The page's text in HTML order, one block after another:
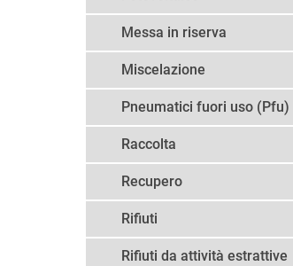
Messa in riserva
Miscelazione
Pneumatici fuori uso (Pfu)
Raccolta
Recupero
Rifiuti
Rifiuti da attività estrattive